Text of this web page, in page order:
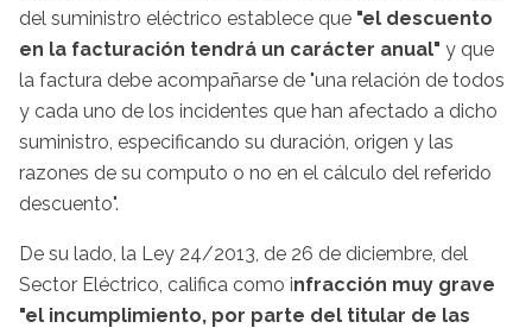
del suministro eléctrico establece que "el descuento
en la facturación tendrá un carácter anual" y que
la factura debe acompañarse de "una relación de todos
y cada uno de los incidentes que han afectado a dicho
suministro, especificando su duración, origen y las
razones de su computo o no en el cálculo del referido
descuento".
De su lado, la Ley 24/2013, de 26 de diciembre, del
Sector Eléctrico, califica como infracción muy grave
"el incumplimiento, por parte del titular de las